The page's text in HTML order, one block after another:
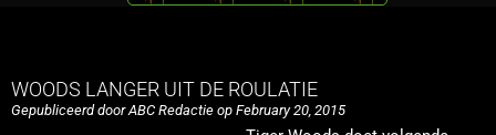
WOODS LANGER UIT DE ROULATIE
Gepubliceerd door ABC Redactie op February 20, 2015